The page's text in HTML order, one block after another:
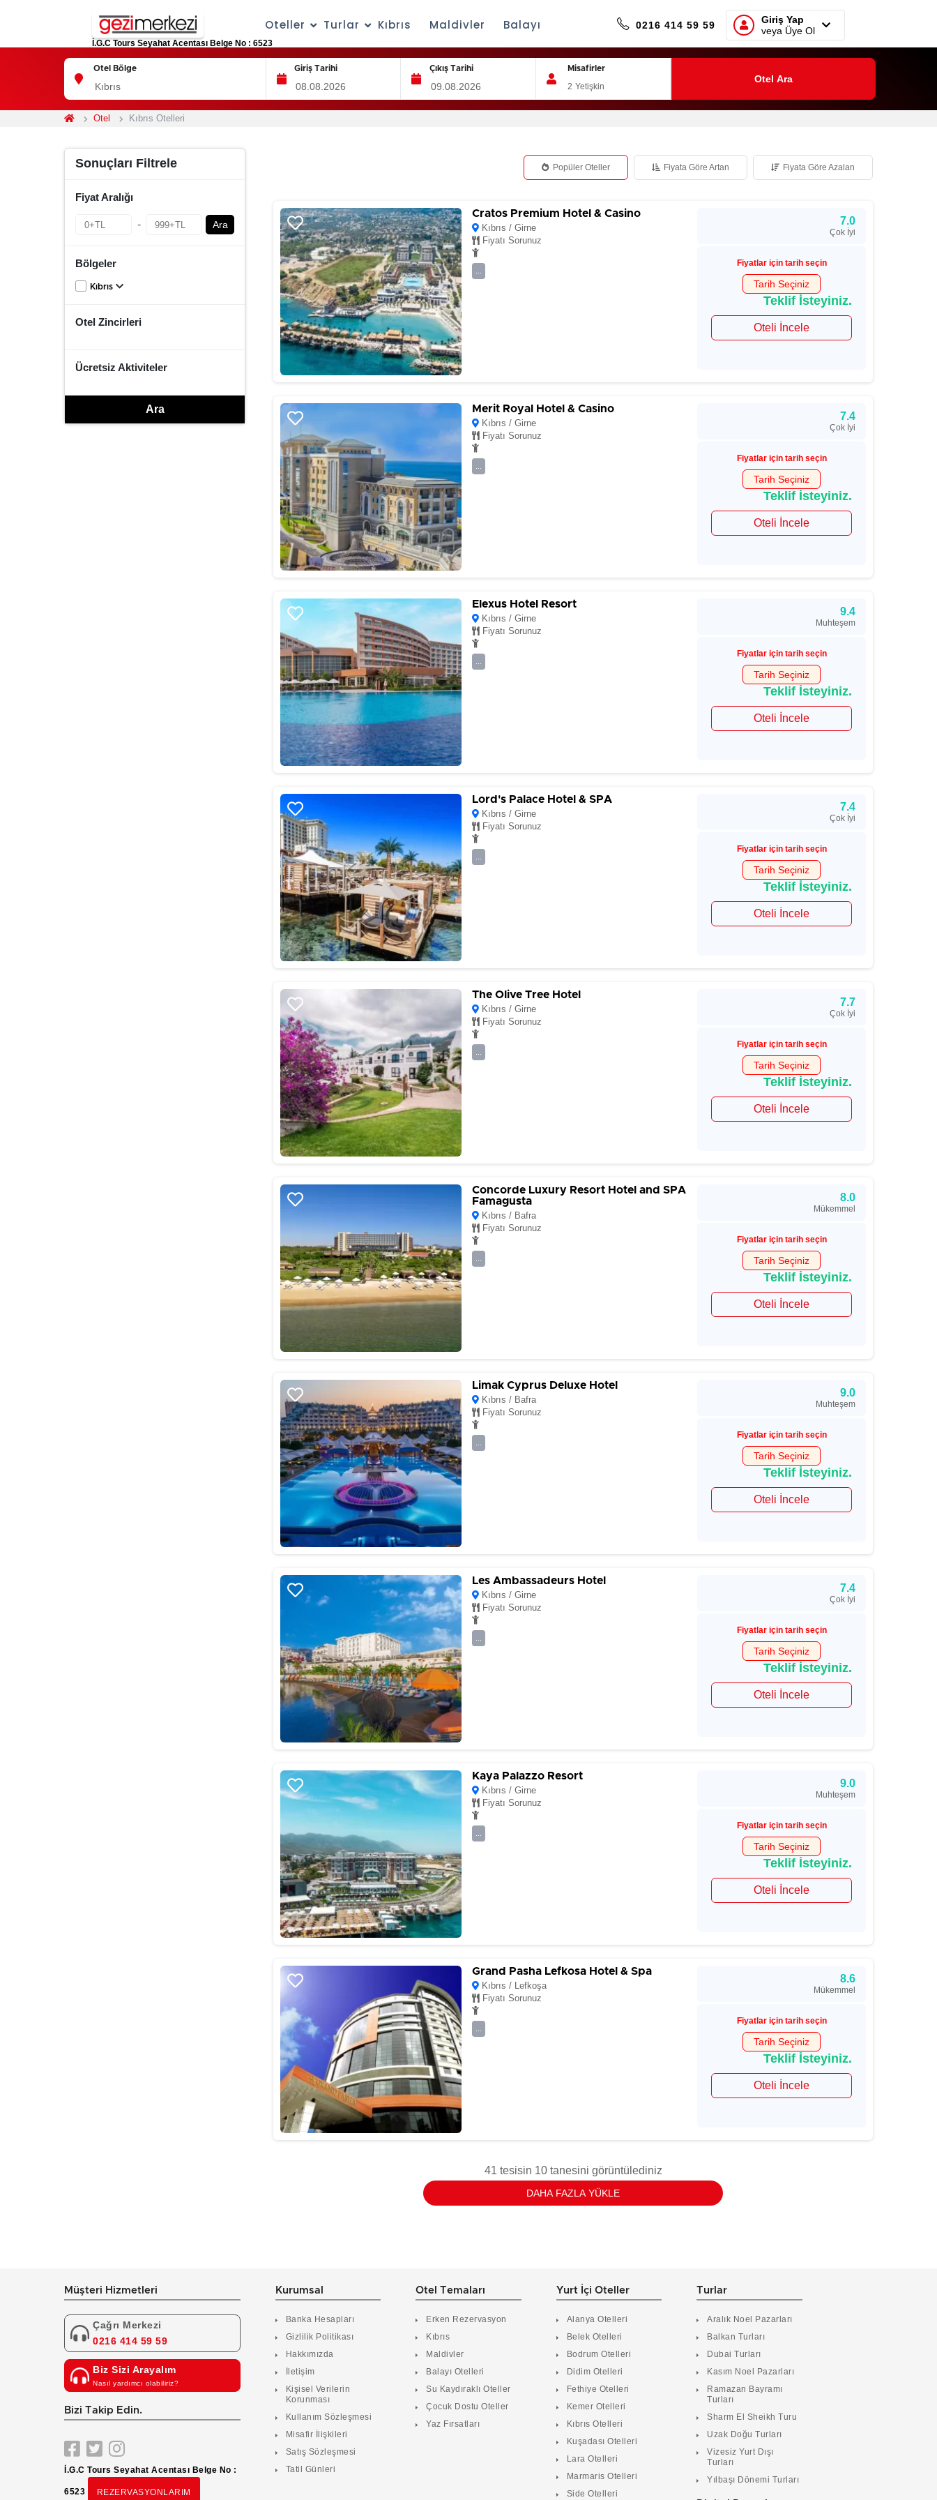
İ.G.C Tours Seyahat Acentası Belge No : 6523
0216 414 59 59
Giriş Yap
veya Üye Ol
Oteller Turlar Kıbrıs Maldivler Balayı
Otel Bölge Giriş Tarihi Çıkış Tarihi Misafirler
2 Yetişkin
Otel Ara
Otel Kıbrıs Otelleri
Sonuçları Filtrele
Fiyat Aralığı
- Ara
Bölgeler
Kıbrıs
Otel Zincirleri
Ücretsiz Aktiviteler
Ara
Popüler Oteller Fiyata Göre Artan Fiyata Göre Azalan
Cratos Premium Hotel & Casino
Kıbrıs / Girne
Fiyatı Sorunuz
7.0
Çok İyi
Fiyatlar için tarih seçin
Tarih Seçiniz
Teklif İsteyiniz.
Oteli İncele
Merit Royal Hotel & Casino
Kıbrıs / Girne
Fiyatı Sorunuz
7.4
Çok İyi
Fiyatlar için tarih seçin
Tarih Seçiniz
Teklif İsteyiniz.
Oteli İncele
Elexus Hotel Resort
Kıbrıs / Girne
Fiyatı Sorunuz
9.4
Muhteşem
Fiyatlar için tarih seçin
Tarih Seçiniz
Teklif İsteyiniz.
Oteli İncele
Lord's Palace Hotel & SPA
Kıbrıs / Girne
Fiyatı Sorunuz
7.4
Çok İyi
Fiyatlar için tarih seçin
Tarih Seçiniz
Teklif İsteyiniz.
Oteli İncele
The Olive Tree Hotel
Kıbrıs / Girne
Fiyatı Sorunuz
7.7
Çok İyi
Fiyatlar için tarih seçin
Tarih Seçiniz
Teklif İsteyiniz.
Oteli İncele
Concorde Luxury Resort Hotel and SPA
Famagusta
Kıbrıs / Bafra
Fiyatı Sorunuz
8.0
Mükemmel
Fiyatlar için tarih seçin
Tarih Seçiniz
Teklif İsteyiniz.
Oteli İncele
Limak Cyprus Deluxe Hotel
Kıbrıs / Bafra
Fiyatı Sorunuz
9.0
Muhteşem
Fiyatlar için tarih seçin
Tarih Seçiniz
Teklif İsteyiniz.
Oteli İncele
Les Ambassadeurs Hotel
Kıbrıs / Girne
Fiyatı Sorunuz
7.4
Çok İyi
Fiyatlar için tarih seçin
Tarih Seçiniz
Teklif İsteyiniz.
Oteli İncele
Kaya Palazzo Resort
Kıbrıs / Girne
Fiyatı Sorunuz
9.0
Muhteşem
Fiyatlar için tarih seçin
Tarih Seçiniz
Teklif İsteyiniz.
Oteli İncele
Grand Pasha Lefkosa Hotel & Spa
Kıbrıs / Lefkoşa
Fiyatı Sorunuz
8.6
Mükemmel
Fiyatlar için tarih seçin
Tarih Seçiniz
Teklif İsteyiniz.
Oteli İncele
41 tesisin 10 tanesini görüntülediniz
DAHA FAZLA YÜKLE
Müşteri Hizmetleri
Çağrı Merkezi
0216 414 59 59
Biz Sizi Arayalım
Nasıl yardımcı olabiliriz?
Bizi Takip Edin.
İ.G.C Tours Seyahat Acentası Belge No :
6523 REZERVASYONLARIM
Kurumsal
Banka Hesapları
Gizlilik Politikası
Hakkımızda
İletişim
Kişisel Verilerin
Korunması
Kullanım Sözleşmesi
Misafir İlişkileri
Satış Sözleşmesi
Tatil Günleri
Otel Temaları
Erken Rezervasyon
Kıbrıs
Maldivler
Balayı Otelleri
Su Kaydıraklı Oteller
Çocuk Dostu Oteller
Yaz Fırsatları
Yurt İçi Oteller
Alanya Otelleri
Belek Otelleri
Bodrum Otelleri
Didim Otelleri
Fethiye Otelleri
Kemer Otelleri
Kıbrıs Otelleri
Kuşadası Otelleri
Lara Otelleri
Marmaris Otelleri
Side Otelleri
Turlar
Aralık Noel Pazarları
Balkan Turları
Dubai Turları
Kasım Noel Pazarları
Ramazan Bayramı
Turları
Sharm El Sheikh Turu
Uzak Doğu Turları
Vizesiz Yurt Dışı
Turları
Yılbaşı Dönemi Turları